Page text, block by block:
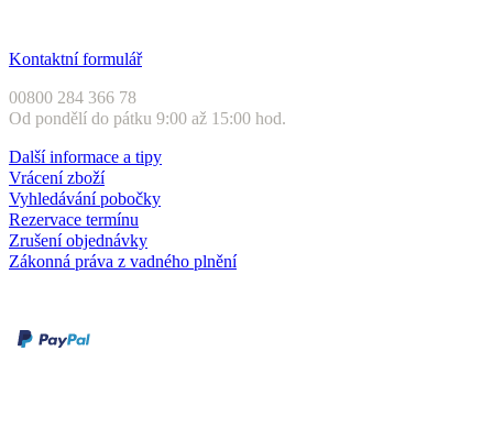
Kontaktní formulář
00800 284 366 78
Od pondělí do pátku 9:00 až 15:00 hod.
Další informace a tipy
Vrácení zboží
Vyhledávání pobočky
Rezervace termínu
Zrušení objednávky
Zákonná práva z vadného plnění